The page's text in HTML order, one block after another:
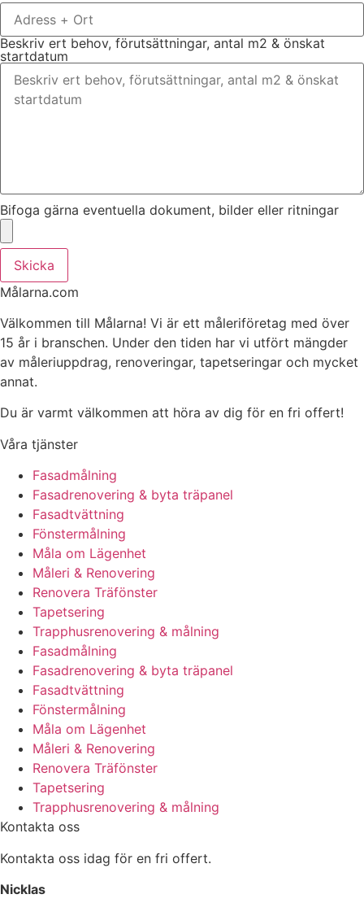
Beskriv ert behov, förutsättningar, antal m2 & önskat
startdatum
Bifoga gärna eventuella dokument, bilder eller ritningar
Skicka
Målarna.com
Välkommen till Målarna! Vi är ett måleriföretag med över
15 år i branschen. Under den tiden har vi utfört mängder
av måleriuppdrag, renoveringar, tapetseringar och mycket
annat.
Du är varmt välkommen att höra av dig för en fri offert!
Våra tjänster
Fasadmålning
Fasadrenovering & byta träpanel
Fasadtvättning
Fönstermålning
Måla om Lägenhet
Måleri & Renovering
Renovera Träfönster
Tapetsering
Trapphusrenovering & målning
Fasadmålning
Fasadrenovering & byta träpanel
Fasadtvättning
Fönstermålning
Måla om Lägenhet
Måleri & Renovering
Renovera Träfönster
Tapetsering
Trapphusrenovering & målning
Kontakta oss
Kontakta oss idag för en fri offert.
Nicklas